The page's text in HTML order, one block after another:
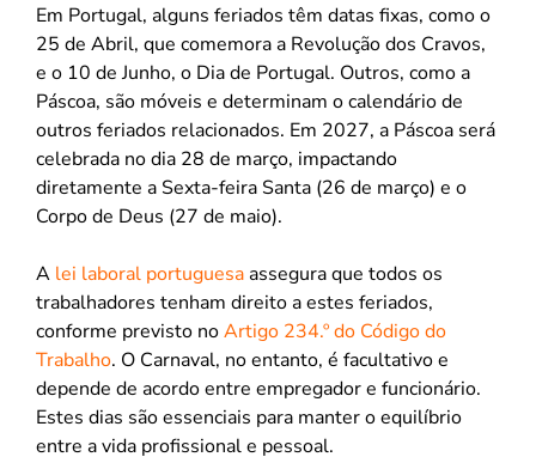
Em Portugal, alguns feriados têm datas fixas, como o
25 de Abril, que comemora a Revolução dos Cravos,
e o 10 de Junho, o Dia de Portugal. Outros, como a
Páscoa, são móveis e determinam o calendário de
outros feriados relacionados. Em 2027, a Páscoa será
celebrada no dia 28 de março, impactando
diretamente a Sexta-feira Santa (26 de março) e o
Corpo de Deus (27 de maio).
A lei laboral portuguesaassegura que todos os
trabalhadores tenham direito a estes feriados,
conforme previsto noArtigo 234.º do Código do
Trabalho. O Carnaval, no entanto, é facultativo e
depende de acordo entre empregador e funcionário.
Estes dias são essenciais para manter o equilíbrio
entre a vida profissional e pessoal.